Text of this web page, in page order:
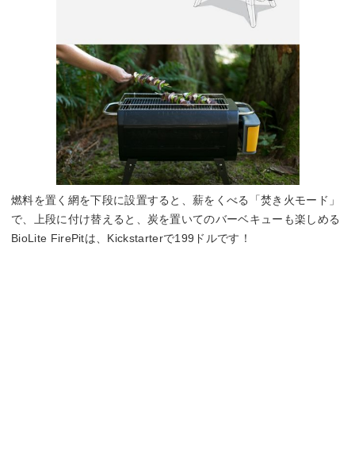
燃料を置く網を下段に設置すると、薪をくべる「焚き火モード」
で、上段に付け替えると、炭を置いてのバーベキューも楽しめる
BioLite FirePitは、Kickstarterで199ドルです！